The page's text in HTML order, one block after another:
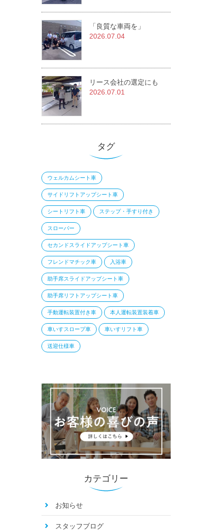
「良質な車両を」
2026.07.04
リース会社の選定にも
2026.07.01
タグ
ウェルカムシート車
サイドリフトアップシート車
シートリフト車 ステップ・手すり付き
スローパー
セカンドスライドアップシート車
フレンドマチック車 入浴車
助手席スライドアップシート車
助手席リフトアップシート車
手動運転装置付き車 本人運転装置装着車
車いすスロープ車 車いすリフト車
送迎仕様車
カテゴリー
お知らせ
スタッフブログ